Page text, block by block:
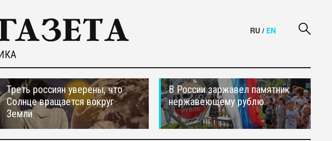
RU / EN
Треть россиян уверены, что
Солнце вращается вокруг
Земли
В России заржавел памятник
нержавеющему рублю